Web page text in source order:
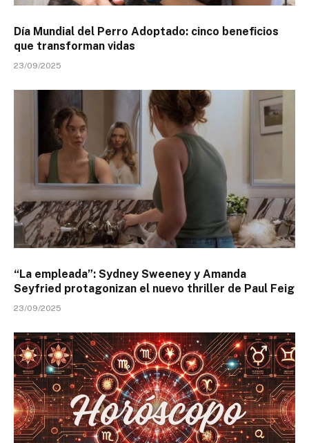
Día Mundial del Perro Adoptado: cinco beneficios
que transforman vidas
23/09/2025
“La empleada”: Sydney Sweeney y Amanda
Seyfried protagonizan el nuevo thriller de Paul Feig
23/09/2025